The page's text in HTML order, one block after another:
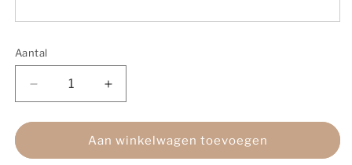
Aantal
Aantal
Aantal
verlagen
voor
party
Aantal
verhogen
voor
Auto
party
Aan winkelwagen toevoegen